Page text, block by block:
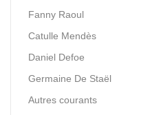
Fanny Raoul
Catulle Mendès
Daniel Defoe
Germaine De Staël
Autres courants